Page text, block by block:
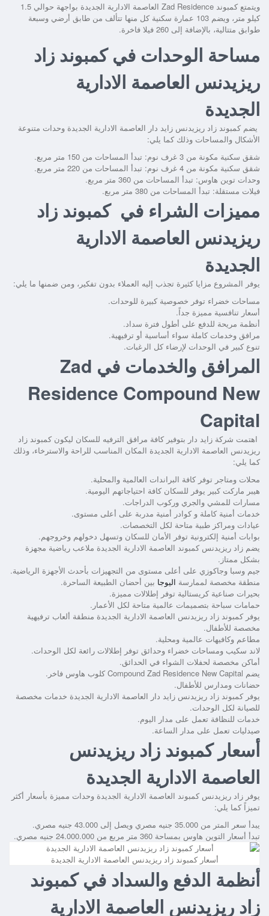
ويتمتع كمبوند Zad Residence العاصمة الادارية الجديدة
بواجهة حوالي 1.5
كيلو متر، ويضم 103 عمارة سكنية كل منها تتألف من طابق أرضي وسبعة
طوابق متتالية، بالإضافة إلى 260 فيلا فاخرة.
مساحة الوحدات في كمبوند زاد
ريزيدنس العاصمة الادارية
الجديدة
يضم كمبوند زاد ريزيدنس زايد دار العاصمة الادارية الجديدة وحدات متنوعة
الأشكال والمساحات وذلك كما يلي:
شقق سكنية مكونة من 3 غرف نوم: تبدأ المساحات من 150 متر مربع.
شقق سكنية مكونة من 4 غرف نوم: تبدأ المساحات من 220 متر مربع.
وحدات توين هاوس: تبدأ المساحات من 360 متر مربع.
فيلات مستقلة: تبدأ المساحات من 380 متر مربع.
مميزات الشراء في كمبوند زاد
ريزيدنس العاصمة الادارية
الجديدة
يوفر المشروع مزايا كثيرة تجذب إليه العملاء بدون تفكير، ومن ضمنها ما يلي:
مساحات خضراء توفر خصوصية كبيرة للوحدات.
أسعار تنافسية مميزة جداً.
أنظمة مريحة للدفع على أطول فترة سداد.
مرافق وخدمات كاملة سواء أساسية أو ترفيهية.
تنوع كبير في الوحدات لإرضاء كل الرغبات.
المرافق والخدمات في Zad
Residence Compound New
Capital
اهتمت شركة زايد دار بتوفير كافة مرافق الترفيه للسكان ليكون كمبوند زاد
ريزيدنس العاصمة الادارية الجديدة المكان المناسب للراحة والاسترخاء، وذلك
كما يلي:
محلات ومتاجر توفر كافة البراندات العالمية والمحلية.
هيبر ماركت كبير يوفر للسكان كافة احتياجاتهم اليومية.
مسارات للمشي والجري وركوب الدراجات.
خدمات أمنية كاملة و كوادر أمنية مدربة على أعلى مستوى.
عيادات ومراكز طبية متاحة لكل التخصصات.
بوابات أمنية إلكترونية توفر الأمان للسكان وتسهل دخولهم وخروجهم.
يضم زاد ريزيدنس كمبوند العاصمة الادارية الجديدة ملاعب رياضية مجهزة
بشكل ممتاز.
جيم وسبا وجاكوزي على أعلى مستوى من التجهيزات بأحدث الأجهزة الرياضية.
منطقة مخصصة لممارسة اليوجا بين أحضان الطبيعة الساحرة.
بحيرات صناعية كريستالية توفر إطلالات مميزة.
حمامات سباحة بتصميمات عالمية متاحة لكل الأعمار.
يوفر كمبوند زاد ريزيدنس العاصمة الادارية الجديدة منطقة ألعاب ترفيهية
مخصصة للأطفال.
مطاعم وكافيهات عالمية ومحلية.
لاند سكيب ومساحات خضراء وحدائق توفر إطلالات رائعة لكل الوحدات.
أماكن مخصصة لحفلات الشواء في الحدائق.
يضم Compound Zad Residence New Capital كلوب هاوس فاخر.
حضانات ومدارس للأطفال.
يوفر كمبوند زاد ريزيدنس زايد دار العاصمة الادارية الجديدة خدمات مخصصة
للصيانة لكل الوحدات.
خدمات للنظافة تعمل على مدار اليوم.
صيدليات تعمل على مدار الساعة.
أسعار كمبوند زاد ريزيدنس
العاصمة الادارية الجديدة
يوفر زاد ريزيدنس كمبوند العاصمة الادارية الجديدة وحدات مميزة بأسعار أكثر
تميزاً كما يلي:
يبدأ سعر المتر من 35.000 جنيه مصري ويصل إلى 43.000 جنيه مصري.
تبدأ أسعار التوين هاوس بمساحة 360 متر مربع من 24.000.000 جنيه مصري.
أسعار كمبوند زاد ريزيدنس العاصمة الادارية الجديدة
أنظمة الدفع والسداد في كمبوند
زاد ريزيدنس العاصمة الادارية